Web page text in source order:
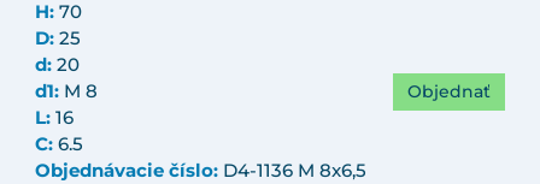
H: 70
D: 25
d: 20
d1: M 8
L: 16
C: 6.5
Objednávacie číslo: D4-1136 M 8x6,5
Objednať